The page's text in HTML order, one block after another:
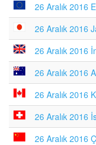
26 Aralık 2016
26 Aralık 2016
26 Aralık 2016
26 Aralık 2016
26 Aralık 2016
26 Aralık 2016
26 Aralık 2016